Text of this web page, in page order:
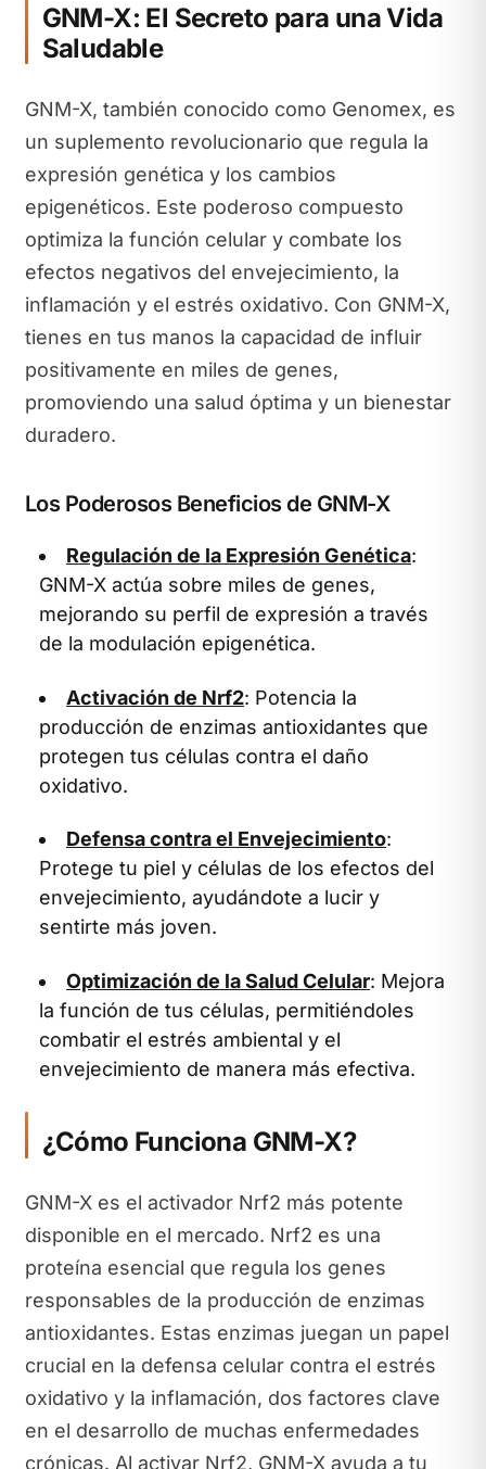
GNM-X: El Secreto para una Vida
Saludable
GNM-X, también conocido como Genomex, es
un suplemento revolucionario que regula la
expresión genética y los cambios
epigenéticos. Este poderoso compuesto
optimiza la función celular y combate los
efectos negativos del envejecimiento, la
inflamación y el estrés oxidativo. Con GNM-X,
tienes en tus manos la capacidad de influir
positivamente en miles de genes,
promoviendo una salud óptima y un bienestar
duradero.
Los Poderosos Beneficios de GNM-X
Regulación de la Expresión Genética:
GNM-X actúa sobre miles de genes,
mejorando su perfil de expresión a través
de la modulación epigenética.
Activación de Nrf2: Potencia la
producción de enzimas antioxidantes que
protegen tus células contra el daño
oxidativo.
Defensa contra el Envejecimiento:
Protege tu piel y células de los efectos del
envejecimiento, ayudándote a lucir y
sentirte más joven.
Optimización de la Salud Celular: Mejora
la función de tus células, permitiéndoles
combatir el estrés ambiental y el
envejecimiento de manera más efectiva.
¿Cómo Funciona GNM-X?
GNM-X es el activador Nrf2 más potente
disponible en el mercado. Nrf2 es una
proteína esencial que regula los genes
responsables de la producción de enzimas
antioxidantes. Estas enzimas juegan un papel
crucial en la defensa celular contra el estrés
oxidativo y la inflamación, dos factores clave
en el desarrollo de muchas enfermedades
crónicas. Al activar Nrf2, GNM-X ayuda a tu